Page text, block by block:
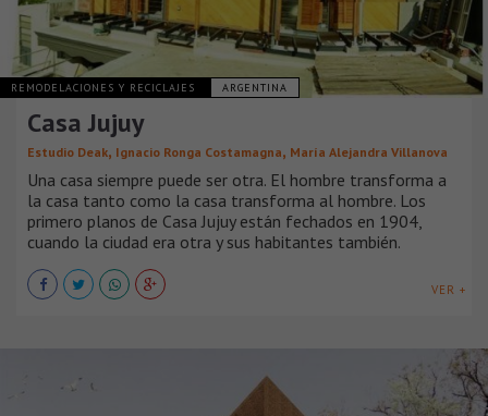
REMODELACIONES Y RECICLAJES ARGENTINA
Casa Jujuy
Estudio Deak, Ignacio Ronga Costamagna, María Alejandra Villanova
Una casa siempre puede ser otra. El hombre transforma a
la casa tanto como la casa transforma al hombre. Los
primero planos de Casa Jujuy están fechados en 1904,
cuando la ciudad era otra y sus habitantes también.
VER +